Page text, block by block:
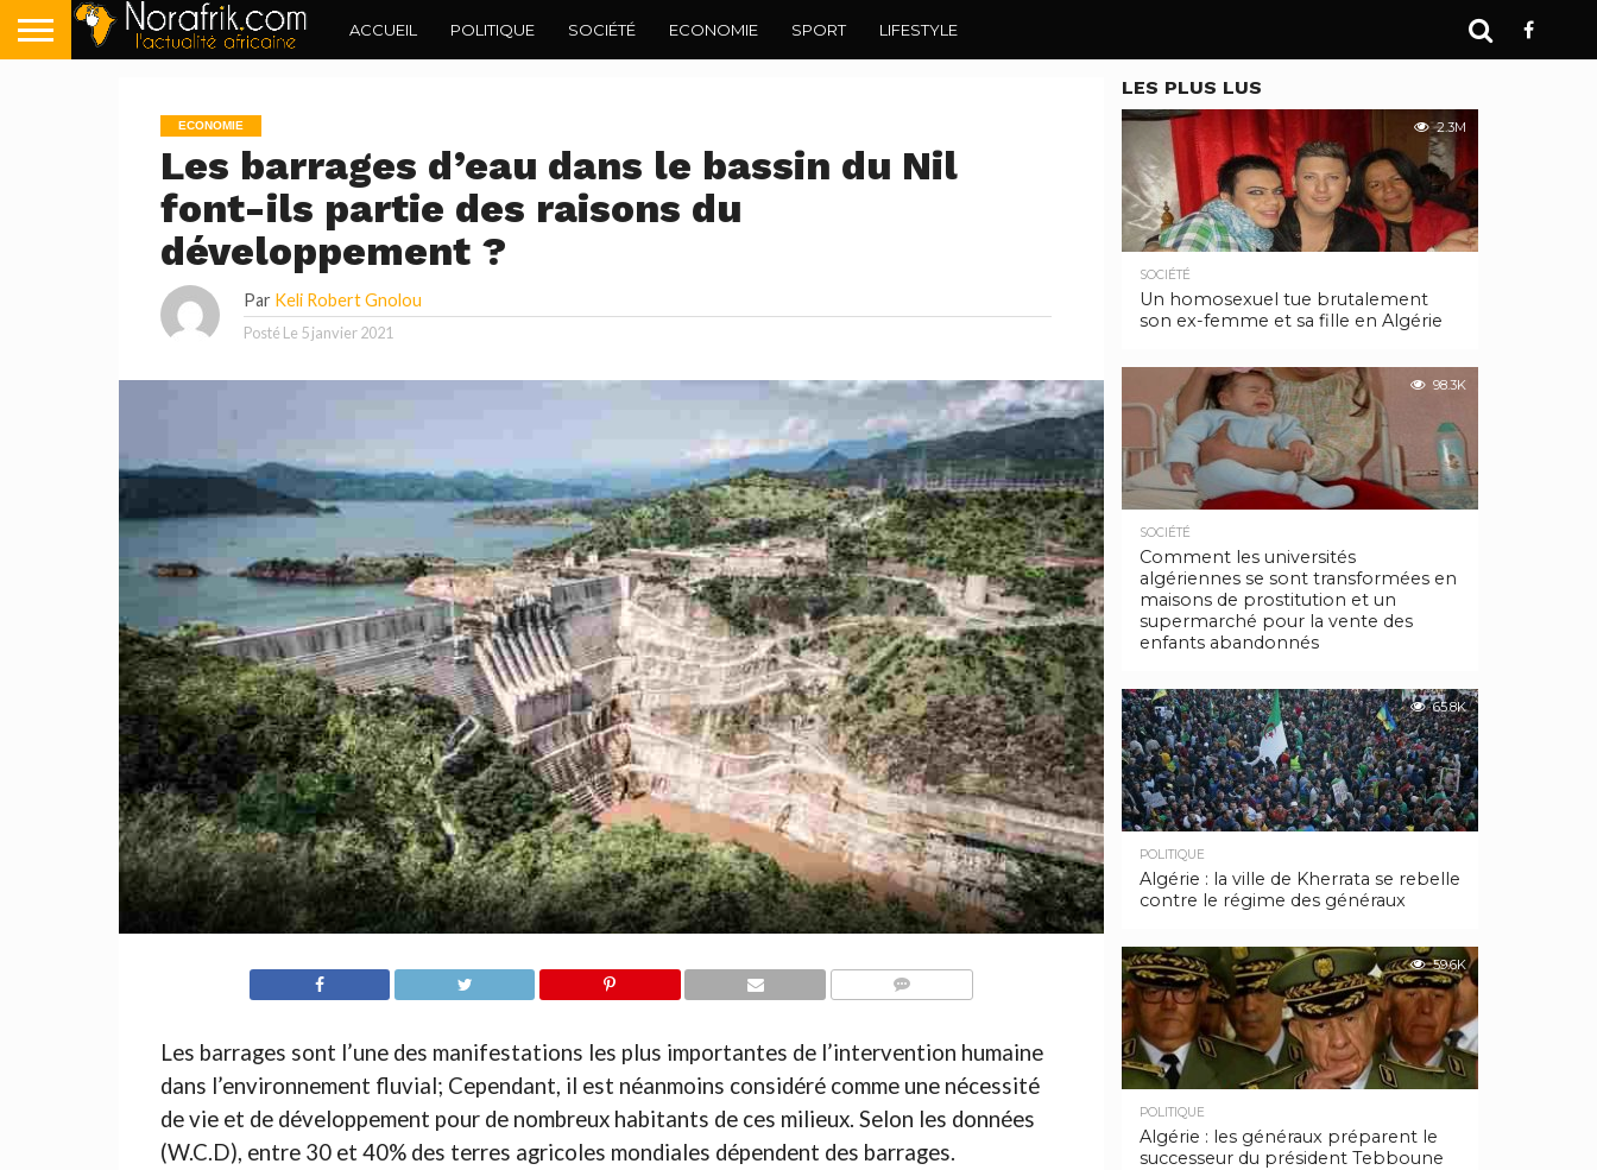
ACCUEIL POLITIQUE SOCIÉTÉ ECONOMIE SPORT LIFESTYLE
ECONOMIE
Les barrages d’eau dans le bassin du Nil
font-ils partie des raisons du
développement ?
Par Keli Robert Gnolou
Posté Le 5 janvier 2021
Les barrages sont l’une des manifestations les plus importantes de l’intervention humaine
dans l’environnement fluvial; Cependant, il est néanmoins considéré comme une nécessité
de vie et de développement pour de nombreux habitants de ces milieux. Selon les données
(W.C.D), entre 30 et 40% des terres agricoles mondiales dépendent des barrages.
LES PLUS LUS
2.3M
SOCIÉTÉ
Un homosexuel tue brutalement
son ex-femme et sa fille en Algérie
98.3K
SOCIÉTÉ
Comment les universités
algériennes se sont transformées en
maisons de prostitution et un
supermarché pour la vente des
enfants abandonnés
65.8K
POLITIQUE
Algérie : la ville de Kherrata se rebelle
contre le régime des généraux
59.6K
POLITIQUE
Algérie : les généraux préparent le
successeur du président Tebboune